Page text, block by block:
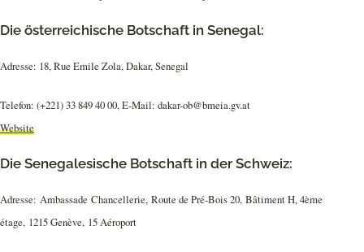
Die österreichische Botschaft in Senegal:
Adresse: 18, Rue Emile Zola, Dakar, Senegal
Telefon: (+221) 33 849 40 00, E-Mail: dakar-ob@bmeia.gv.at
Website
Die Senegalesische Botschaft in der Schweiz:
Adresse: Ambassade Chancellerie, Route de Pré-Bois 20, Bâtiment H, 4ème
étage, 1215 Genève, 15 Aéroport